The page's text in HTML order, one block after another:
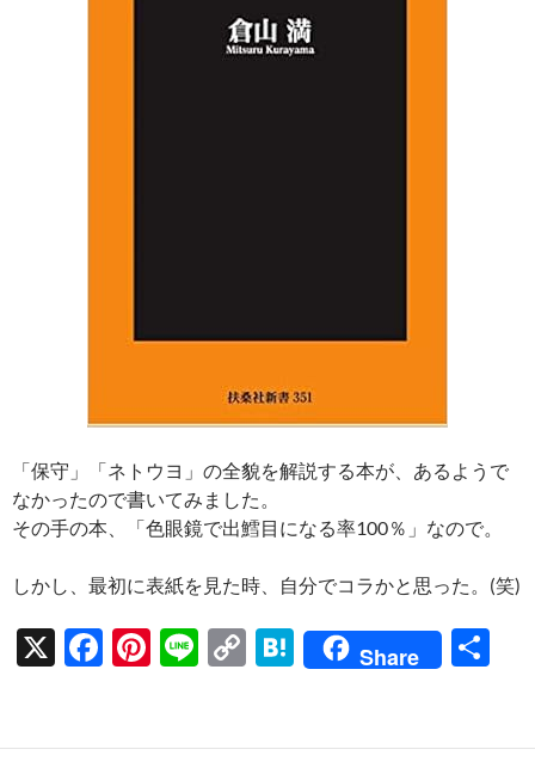
「保守」「ネトウヨ」の全貌を解説する本が、あるようで
なかったので書いてみました。
その手の本、「色眼鏡で出鱈目になる率100％」なので。
しかし、最初に表紙を見た時、自分でコラかと思った。(笑)
X
F
b
Pi
es
Li
C
y
H
n
Share